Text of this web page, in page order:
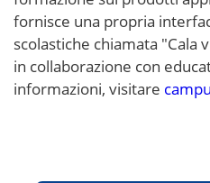
fornisce una propria
scolastiche chiamata "Cala
in collaborazione con
informazioni, visitare